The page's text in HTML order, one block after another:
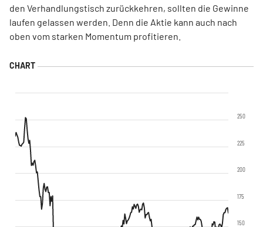
den Verhandlungstisch zurückkehren, sollten die Gewinne
laufen gelassen werden. Denn die Aktie kann auch nach
oben vom starken Momentum profitieren.
150
175
200
225
250